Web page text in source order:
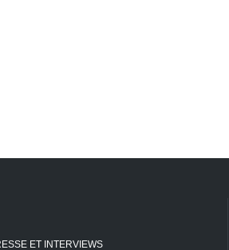
ET INTERVIEWS